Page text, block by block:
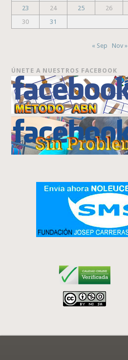
23
24 25 26
30
31
« Sep Nov »
ÚNETE A NUESTROS FACEBOOK